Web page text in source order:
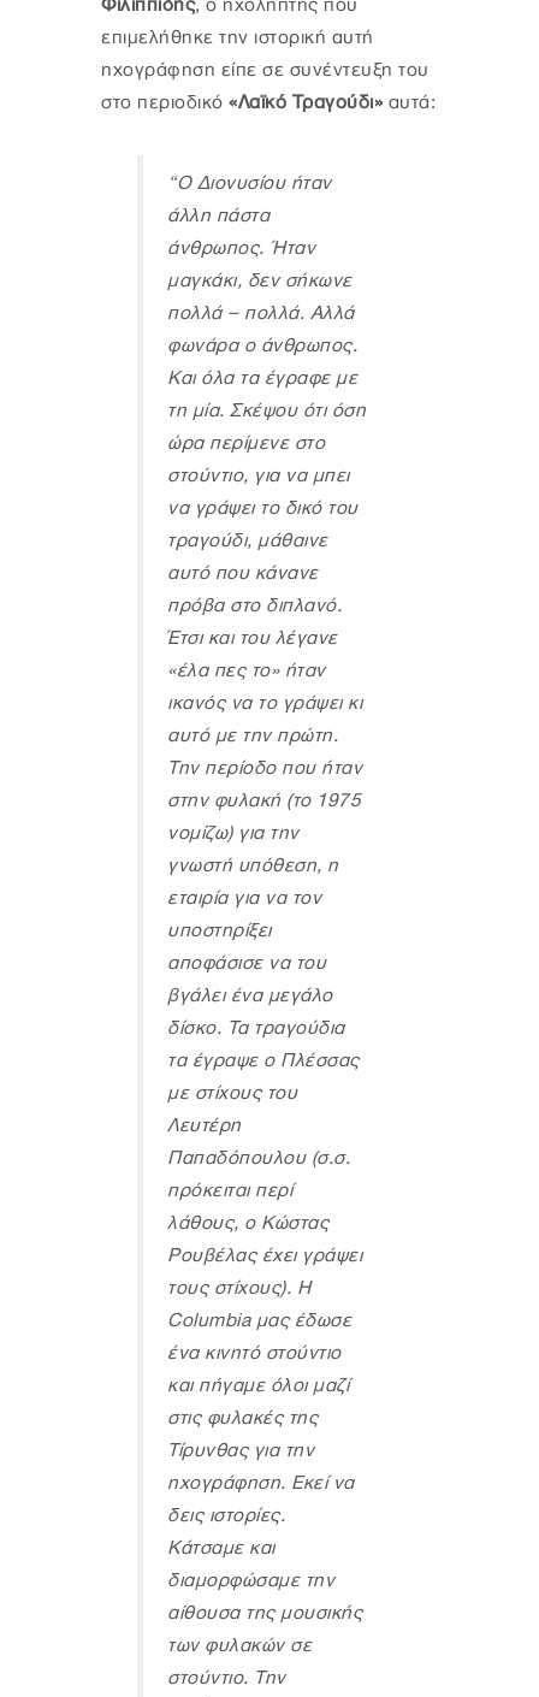
Φιλιππίδης, ο ηχολήπτης που
επιμελήθηκε την ιστορική αυτή
ηχογράφηση είπε σε συνέντευξη του
στο περιοδικό «Λαϊκό Τραγούδι» αυτά:
“Ο Διονυσίου ήταν
άλλη πάστα
άνθρωπος. Ήταν
μαγκάκι, δεν σήκωνε
πολλά – πολλά. Αλλά
φωνάρα ο άνθρωπος.
Και όλα τα έγραφε με
τη μία. Σκέψου ότι όση
ώρα περίμενε στο
στούντιο, για να μπει
να γράψει το δικό του
τραγούδι, μάθαινε
αυτό που κάνανε
πρόβα στο διπλανό.
Έτσι και του λέγανε
«έλα πες το» ήταν
ικανός να το γράψει κι
αυτό με την πρώτη.
Την περίοδο που ήταν
στην φυλακή (το 1975
νομίζω) για την
γνωστή υπόθεση, η
εταιρία για να τον
υποστηρίξει
αποφάσισε να του
βγάλει ένα μεγάλο
δίσκο. Τα τραγούδια
τα έγραψε ο Πλέσσας
με στίχους του
Λευτέρη
Παπαδόπουλου (σ.σ.
πρόκειται περί
λάθους, ο Κώστας
Ρουβέλας έχει γράψει
τους στίχους). Η
Columbia μας έδωσε
ένα κινητό στούντιο
και πήγαμε όλοι μαζί
στις φυλακές της
Τίρυνθας για την
ηχογράφηση. Εκεί να
δεις ιστορίες.
Κάτσαμε και
διαμορφώσαμε την
αίθουσα της μουσικής
των φυλακών σε
στούντιο. Την